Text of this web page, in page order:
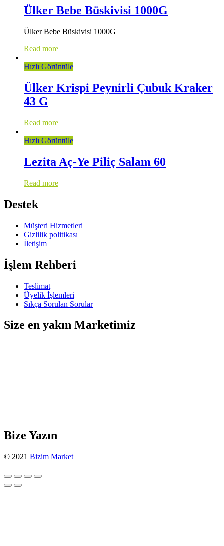
Ülker Bebe Büskivisi 1000G
Ülker Bebe Büskivisi 1000G
Read more
Hızlı Görüntüle
Ülker Krispi Peynirli Çubuk Kraker
43 G
Read more
Hızlı Görüntüle
Lezita Aç-Ye Piliç Salam 60
Read more
Destek
Müşteri Hizmetleri
Gizlilik politikası
İletişim
İşlem Rehberi
Teslimat
Üyelik İşlemleri
Sıkça Sorulan Sorular
Size en yakın Marketimiz
Bize Yazın
© 2021 Bizim Market